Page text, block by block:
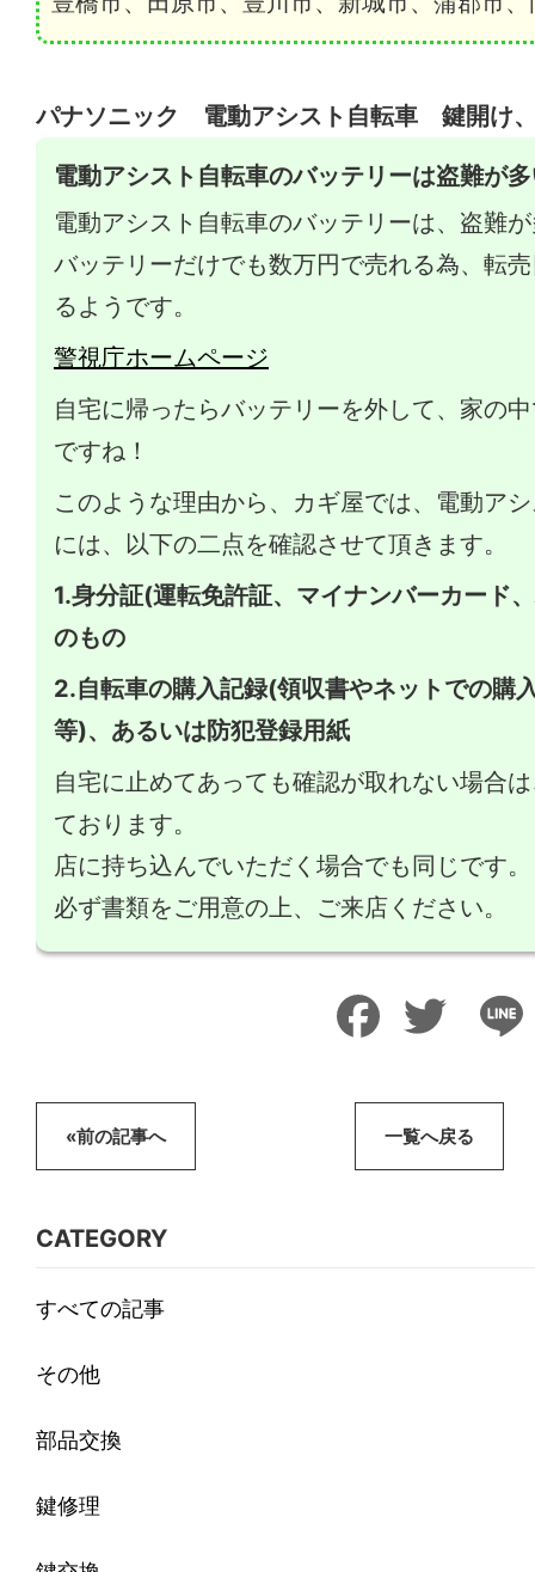
パナソニック 電動アシスト自転車 鍵開け
電動アシスト自転車のバッテリーは盗難が
電動アシスト自転車のバッテリーは、盗難
バッテリーだけでも数万円で売れる為、転
るようです。
警視庁ホームページ
自宅に帰ったらバッテリーを外して、家の
ですね！
このような理由から、カギ屋では、電動ア
には、以下の二点を確認させて頂きます。
1.身分証(運転免許証、マイナンバーカード
のもの
2.自転車の購入記録(領収書やネットでの購
等)、あるいは防犯登録用紙
自宅に止めてあっても確認が取れない場合
ております。
店に持ち込んでいただく場合でも同じです。
必ず書類をご用意の上、ご来店ください。
FacebookTwitter
«前の記事へ 一覧へ戻る
CATEGORY
すべての記事
その他
部品交換
鍵修理